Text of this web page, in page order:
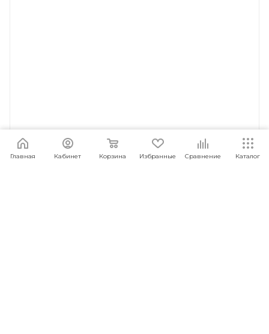
Главная Кабинет Корзина Избранные Сравнение Каталог